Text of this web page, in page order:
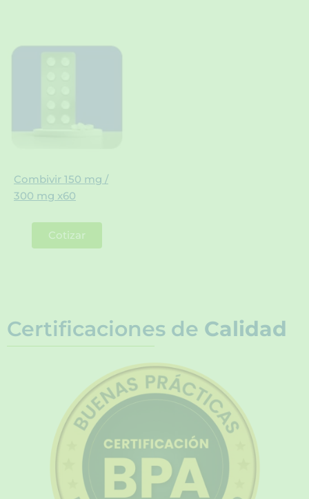
Combivir 150 mg /
300 mg x60
Cotizar
Certificaciones de Calidad